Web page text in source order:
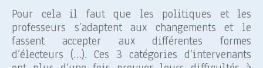
Pour cela il faut que les politiques et les
professeurs s’adaptent aux changements et le
fassent accepter aux différentes formes
d’électeurs (…). Ces 3 catégories d’intervenants